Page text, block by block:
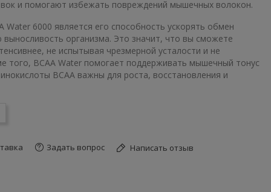
и помогают избежать повреждений мышечных волокон.
6000 является его способность ускорять обмен
организма. Это значит, что вы сможете
не испытывая чрезмерной усталости и не
того, BCAA Water помогает поддерживать мышечный тонус
BCAA важны для роста, восстановления и
Задать вопрос Написать отзыв